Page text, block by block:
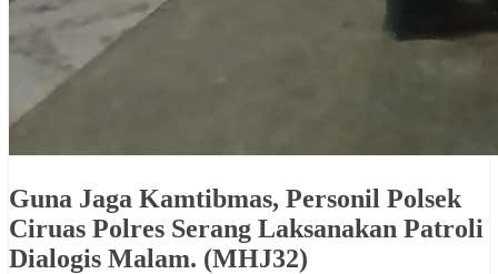
Guna Jaga Kamtibmas, Personil Polsek
Ciruas Polres Serang Laksanakan Patroli
Dialogis Malam. (MHJ32)